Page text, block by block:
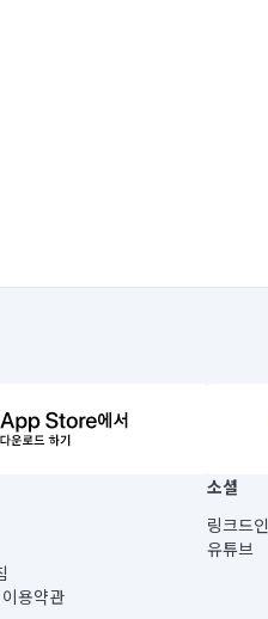
용약관
소셜
링크드인
유튜브